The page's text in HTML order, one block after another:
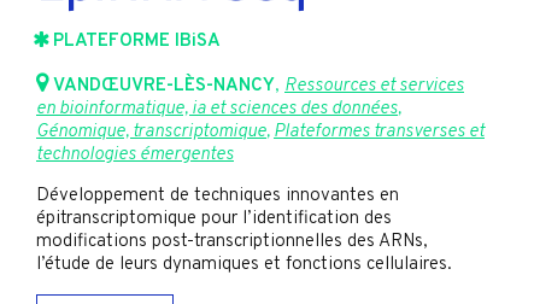
PLATEFORME IBiSA
VANDŒUVRE-LÈS-NANCY, Ressources et services
en bioinformatique, ia et sciences des données,
Génomique, transcriptomique,Plateformes transverses et
technologies émergentes
Développement de techniques innovantes en
épitranscriptomique pour l’identification des
modifications post-transcriptionnelles des ARNs,
l’étude de leurs dynamiques et fonctions cellulaires.